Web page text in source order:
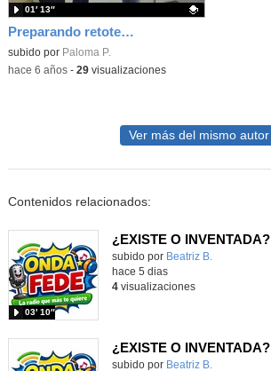
Preparando retotech
Contenido educativo.
subido por Paloma P.
01′ 13″
-hace 6 años- 29visualizaciones
Ver más del mismo autor
Contenidos relacionados:
¿EXISTE O INVENTADA?
Contenido educativo.
subido por Beatriz B.
03′ 10″
hace 5 dias
4visualizaciones
¿EXISTE O INVENTADA?
Contenido educativo.
subido por Beatriz B.